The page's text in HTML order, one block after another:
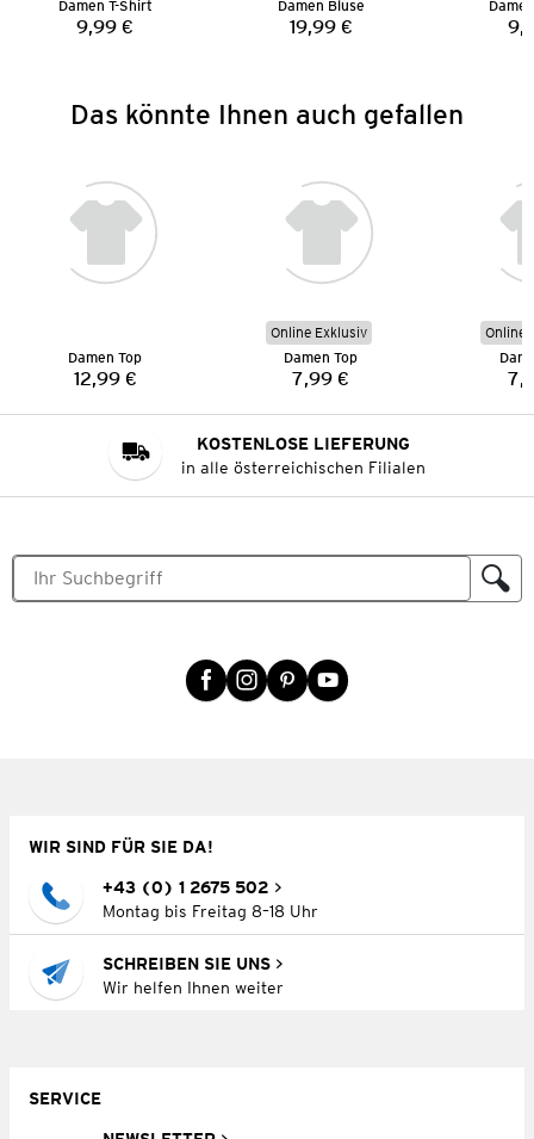
Damen T-Shirt
Preis:
9,99 €
Damen Bluse
Preis:
19,99 €
Das könnte Ihnen auch gefallen
Damen Top
Preis:
12,99 €
Online Exklusiv
Damen Top
Preis:
7,99 €
Online
KOSTENLOSE LIEFERUNG
in alle österreichischen Filialen
WIR SIND FÜR SIE DA!
+43 (0) 1 2675 502
Montag bis Freitag 8–18 Uhr
SCHREIBEN SIE UNS
Wir helfen Ihnen weiter
SERVICE